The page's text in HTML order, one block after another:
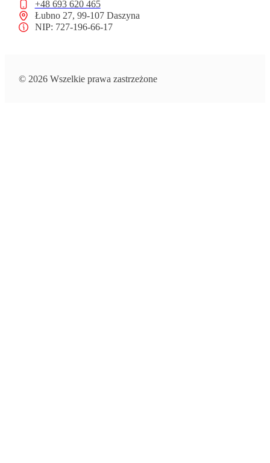
+48 693 620 465
Łubno 27, 99-107 Daszyna
NIP: 727-196-66-17
© 2026 Wszelkie prawa zastrzeżone